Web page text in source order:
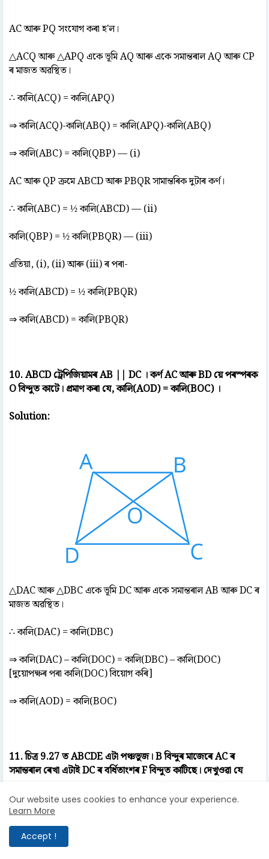
AC আৰু PQ সংযোগ কৰা হ'ল।
△ACQ আৰু △APQ একে ভূমি AQ আৰু একে সমান্তৰাল AQ আৰু CP
ৰ মাজত অৱস্থিত।
∴ কালি(ACQ) = কালি(APQ)
⇒ কালি(ACQ)-কালি(ABQ) = কালি(APQ)-কালি(ABQ)
⇒ কালি(ABC) = কালি(QBP) — (i)
AC আৰু QP ক্ৰমে ABCD আৰু PBQR সামান্তৰিক দুটাৰ কৰ্ণ।
∴ কালি(ABC) = ½ কালি(ABCD) — (ii)
কালি(QBP) = ½ কালি(PBQR) — (iii)
এতিয়া, (i), (ii) আৰু (iii) ৰ পৰা-
½ কালি(ABCD) = ½ কালি(PBQR)
⇒ কালি(ABCD) = কালি(PBQR)
10. ABCD ট্ৰেপিজিয়ামৰ AB || DC । কৰ্ণ AC আৰু BD য়ে পৰস্পৰক
O বিন্দুত কাটে। প্ৰমাণ কৰা যে, কালি(AOD) = কালি(BOC) ।
Solution:
△DAC আৰু △DBC একে ভূমি DC আৰু একে সমান্তৰাল AB আৰু DC ৰ
মাজত অৱস্থিত।
∴ কালি(DAC) = কালি(DBC)
⇒ কালি(DAC) – কালি(DOC) = কালি(DBC) – কালি(DOC)
[দুয়োপক্ষৰ পৰা কালি(DOC) বিয়োগ কৰি]
⇒ কালি(AOD) = কালি(BOC)
11. চিত্ৰ 9.27 ত ABCDE এটা পঞ্চভুজ। B বিন্দুৰ মাজেৰে AC ৰ
সমান্তৰাল ৰেখা এটাই DC ৰ বৰ্ধিতাংশৰ F বিন্দুত কাটিছে। দেখুওৱা যে
(i) কালি(ACB) = কালি(ACF)
(ii) কালি(AEDF) = কালি(ABCDE)
Our website uses cookies to enhance your experience.
Learn More
Accept !